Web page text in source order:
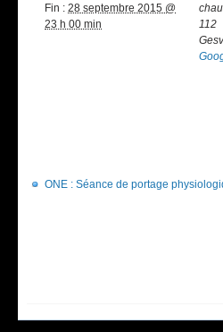
Fin : 28 septembre 2015 @
23 h 00 min
112
ONE : Séance de portage